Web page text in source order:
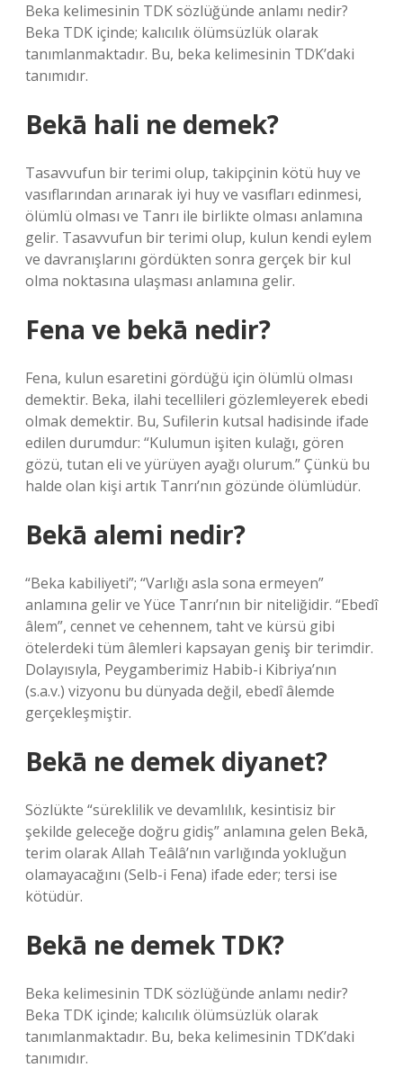
Beka kelimesinin TDK sözlüğünde anlamı nedir?
Beka TDK içinde; kalıcılık ölümsüzlük olarak
tanımlanmaktadır. Bu, beka kelimesinin TDK’daki
tanımıdır.
Bekā hali ne demek?
Tasavvufun bir terimi olup, takipçinin kötü huy ve
vasıflarından arınarak iyi huy ve vasıfları edinmesi,
ölümlü olması ve Tanrı ile birlikte olması anlamına
gelir. Tasavvufun bir terimi olup, kulun kendi eylem
ve davranışlarını gördükten sonra gerçek bir kul
olma noktasına ulaşması anlamına gelir.
Fena ve bekā nedir?
Fena, kulun esaretini gördüğü için ölümlü olması
demektir. Beka, ilahi tecellileri gözlemleyerek ebedi
olmak demektir. Bu, Sufilerin kutsal hadisinde ifade
edilen durumdur: “Kulumun işiten kulağı, gören
gözü, tutan eli ve yürüyen ayağı olurum.” Çünkü bu
halde olan kişi artık Tanrı’nın gözünde ölümlüdür.
Bekā alemi nedir?
“Beka kabiliyeti”; “Varlığı asla sona ermeyen”
anlamına gelir ve Yüce Tanrı’nın bir niteliğidir. “Ebedî
âlem”, cennet ve cehennem, taht ve kürsü gibi
ötelerdeki tüm âlemleri kapsayan geniş bir terimdir.
Dolayısıyla, Peygamberimiz Habib-i Kibriya’nın
(s.a.v.) vizyonu bu dünyada değil, ebedî âlemde
gerçekleşmiştir.
Bekā ne demek diyanet?
Sözlükte “süreklilik ve devamlılık, kesintisiz bir
şekilde geleceğe doğru gidiş” anlamına gelen Bekā,
terim olarak Allah Teâlâ’nın varlığında yokluğun
olamayacağını (Selb-i Fena) ifade eder; tersi ise
kötüdür.
Bekā ne demek TDK?
Beka kelimesinin TDK sözlüğünde anlamı nedir?
Beka TDK içinde; kalıcılık ölümsüzlük olarak
tanımlanmaktadır. Bu, beka kelimesinin TDK’daki
tanımıdır.